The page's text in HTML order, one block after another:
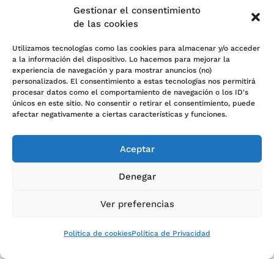
Gestionar el consentimiento
de las cookies
Utilizamos tecnologías como las cookies para almacenar y/o acceder
a la información del dispositivo. Lo hacemos para mejorar la
experiencia de navegación y para mostrar anuncios (no)
personalizados. El consentimiento a estas tecnologías nos permitirá
procesar datos como el comportamiento de navegación o los ID's
únicos en este sitio. No consentir o retirar el consentimiento, puede
afectar negativamente a ciertas características y funciones.
Aceptar
Denegar
Ver preferencias
Política de cookiesPolítica de Privacidad
Sobre nosotros
Especialistas en aceite de coco